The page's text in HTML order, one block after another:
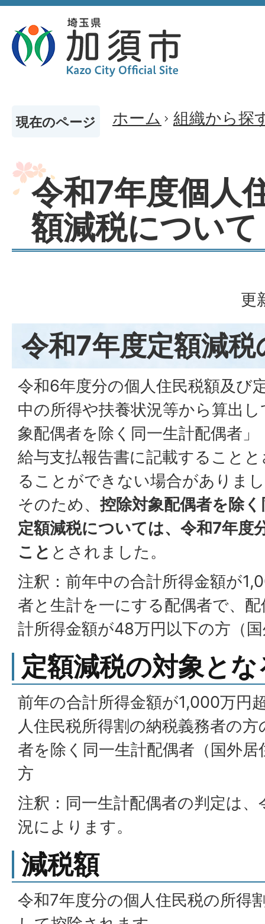
現在のページ ホーム 組織から探
令和7年度個人
額減税について
更
令和7年度定額減税
令和6年度分の個人住民税額及び
中の所得や扶養状況等から算出
象配偶者を除く同一生計配偶者
給与支払報告書に記載すること
ることができない場合がありま
そのため、控除対象配偶者を除
定額減税については、令和7年度
こと とされました。
注釈：前年中の合計所得金額が
者と生計を一にする配偶者で、
計所得金額が48万円以下の方（
定額減税の対象とな
前年の合計所得金額が1,000万円
人住民税所得割の納税義務者の
者を除く同一生計配偶者（国外
方
注釈：同一生計配偶者の判定は
況によります。
減税額
令和7年度分の個人住民税の所得